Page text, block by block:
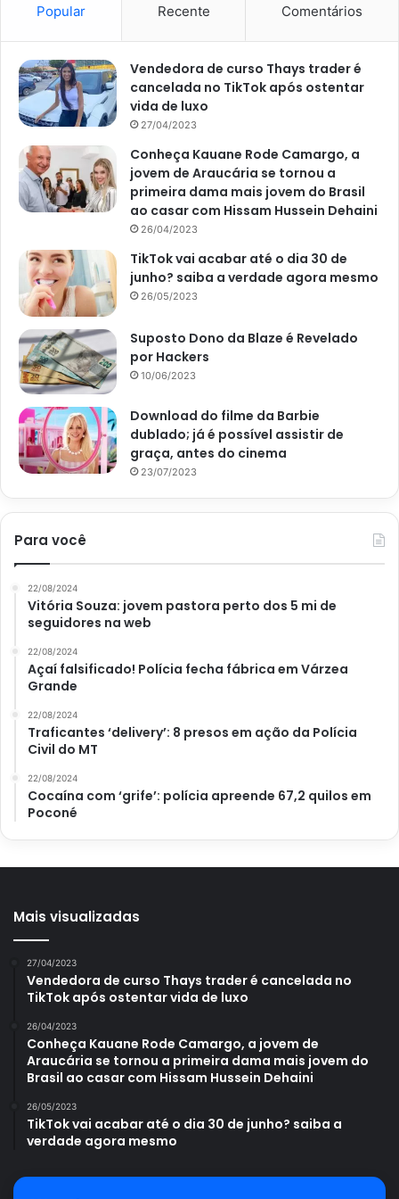
se apaixonar e acrescentar ao seu jardim.
Tulipas
As tulipas são sucesso na Holanda, mas, também podem
fazer parte da sua área externa. As flores gostam de locais
frescos e preferem o sol da manhã ou ambientes com
iluminação indireta. Outrossim, a espécie não suporta
solos encharcados, mas, necessita de um substrato
sempre úmido, em especial, durante as altas
temperaturas. Invista na adubação para seu
desenvolvimento máximo e veja as inúmeras cores
desabrocharem durante a primavera.
Jacintos
Se você está em busca de flores coloridas e com um
aroma cativante, os jacintos são a alternativa ideal para
descomplicado. Assim, tolera até mesmo uma semana de
regas, porém, prefere climas mais frios, podendo ser
mantido dentro de casa.
As flores desabrocham no início da primavera, contudo, a
planta pode ser tóxica se ingerida por animais domésticos.
Logo, o melhor a fazer é manter seus pets longe dessa
Popular Recente Comentários
Vendedora de curso Thays trader é
cancelada no TikTok após ostentar
vida de luxo
27/04/2023
Conheça Kauane Rode Camargo, a
jovem de Araucária se tornou a
primeira dama mais jovem do Brasil
ao casar com Hissam Hussein Dehaini
26/04/2023
TikTok vai acabar até o dia 30 de
junho? saiba a verdade agora mesmo
26/05/2023
Suposto Dono da Blaze é Revelado
por Hackers
10/06/2023
Download do filme da Barbie
dublado; já é possível assistir de
graça, antes do cinema
23/07/2023
Para você
22/08/2024
Vitória Souza: jovem pastora perto dos 5 mi de
seguidores na web
22/08/2024
Açaí falsificado! Polícia fecha fábrica em Várzea
Grande
22/08/2024
Traficantes ‘delivery’: 8 presos em ação da Polícia
Civil do MT
22/08/2024
Cocaína com ‘grife’: polícia apreende 67,2 quilos em
Poconé
Mais visualizadas
27/04/2023
Vendedora de curso Thays trader é cancelada no
TikTok após ostentar vida de luxo
26/04/2023
Conheça Kauane Rode Camargo, a jovem de
Araucária se tornou a primeira dama mais jovem do
Brasil ao casar com Hissam Hussein Dehaini
26/05/2023
TikTok vai acabar até o dia 30 de junho? saiba a
verdade agora mesmo